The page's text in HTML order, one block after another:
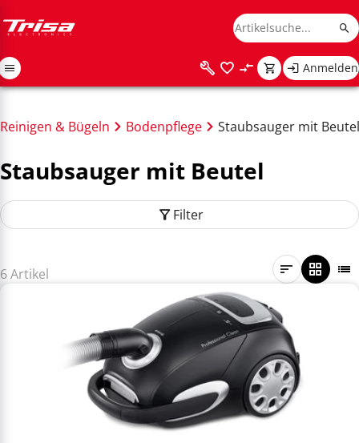
Anmelden
Reinigen & Bügeln Bodenpflege Staubsauger mit Beutel
Staubsauger mit Beutel
Filter
6 Artikel